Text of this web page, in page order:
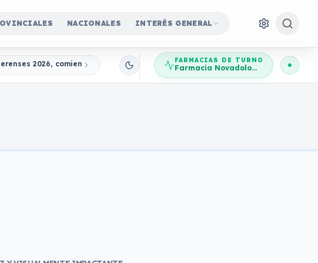
NACIONALES INTERÉS GENERAL
2026, comienzan los Regionales FARMACIAS DE TURNO
Farmacia Novadolores